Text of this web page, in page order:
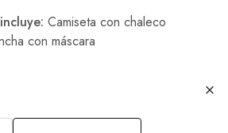
Camiseta con chaleco
con máscara